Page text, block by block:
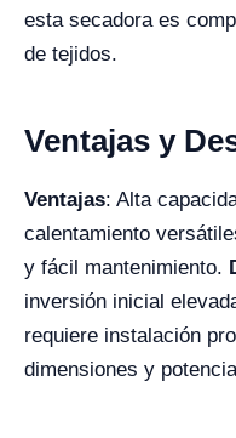
esta secadora es
de tejidos.
Ventajas y
Ventajas: Alta
calentamiento
y fácil mantenimiento.
inversión inicial
requiere instalación
dimensiones y